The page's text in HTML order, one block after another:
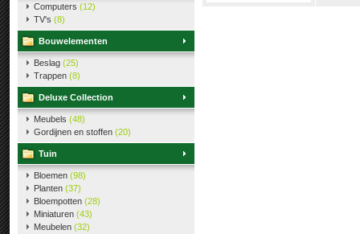
Computers (12)
TV's (8)
Bouwelementen
Beslag (25)
Trappen (8)
Deluxe Collection
Meubels (48)
Gordijnen en stoffen (20)
Tuin
Bloemen (98)
Planten (37)
Bloempotten (28)
Miniaturen (43)
Meubelen (32)